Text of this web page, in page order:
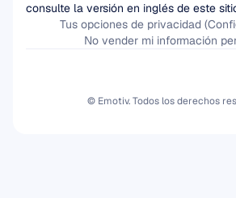
consulte la versión en inglés de este
Tus opciones de privacidad
No vender mi información
© Emotiv. Todos los derechos